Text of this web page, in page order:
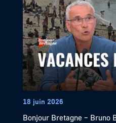
18 juin 2026
Bonjour Bretagne – Bruno